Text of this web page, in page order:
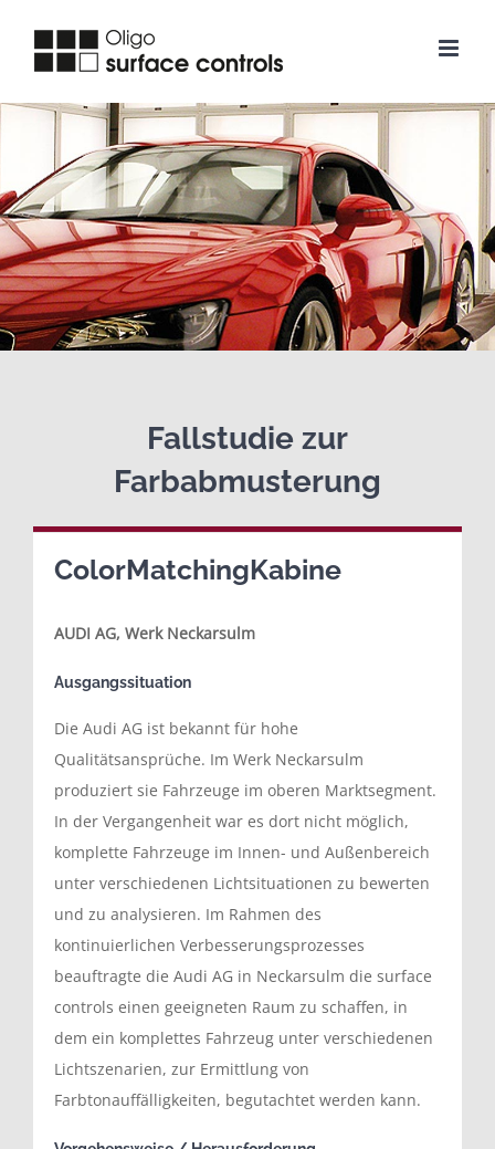
Inhalt
springen
Fallstudie zur
Farbabmusterung
ColorMatchingKabine
AUDI AG, Werk Neckarsulm
Ausgangssituation
Die Audi AG ist bekannt für hohe
Qualitätsansprüche. Im Werk Neckarsulm
produziert sie Fahrzeuge im oberen Marktsegment.
In der Vergangenheit war es dort nicht möglich,
komplette Fahrzeuge im Innen- und Außenbereich
unter verschiedenen Lichtsituationen zu bewerten
und zu analysieren. Im Rahmen des
kontinuierlichen Verbesserungsprozesses
beauftragte die Audi AG in Neckarsulm die surface
controls einen geeigneten Raum zu schaffen, in
dem ein komplettes Fahrzeug unter verschiedenen
Lichtszenarien, zur Ermittlung von
Farbtonauffälligkeiten, begutachtet werden kann.